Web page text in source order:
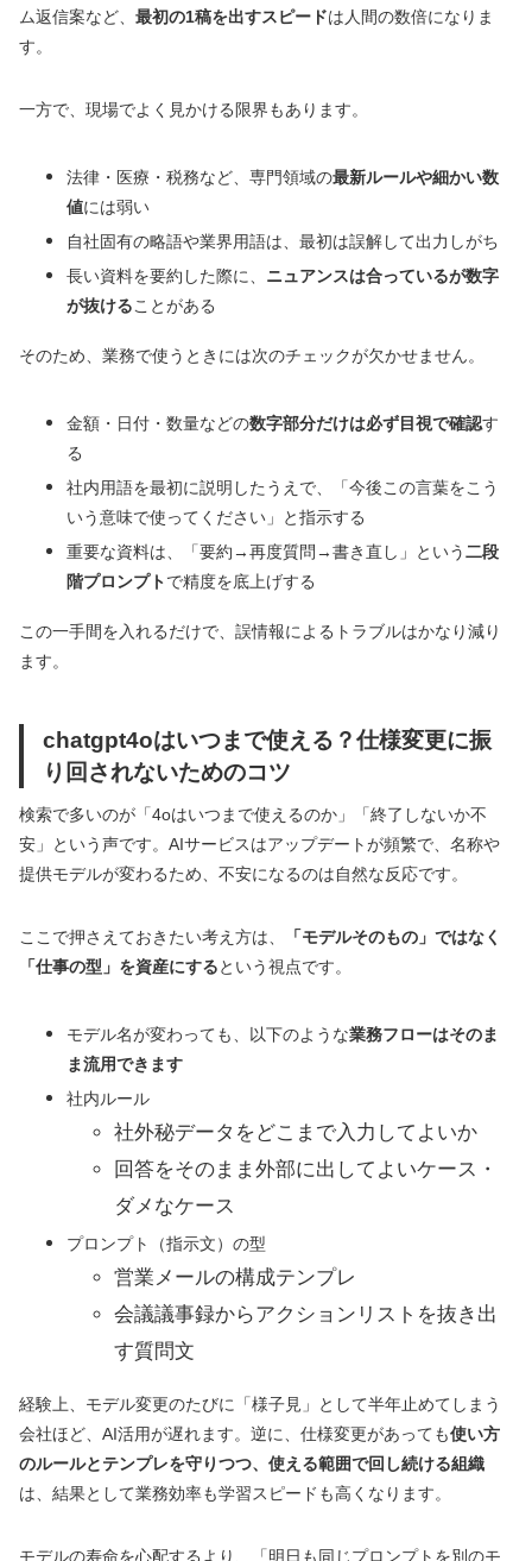
ム返信案など、 最初の1稿を出すスピードは人間の数倍になりま
す。
一方で、現場でよく見かける限界もあります。
法律・医療・税務など、専門領域の最新ルールや細かい数
値には弱い
自社固有の略語や業界用語は、最初は誤解して出力しがち
長い資料を要約した際に、 ニュアンスは合っているが数字
が抜けることがある
そのため、業務で使うときには次のチェックが欠かせません。
金額・日付・数量などの数字部分だけは必ず目視で確認す
る
社内用語を最初に説明したうえで、「今後この言葉をこう
いう意味で使ってください」と指示する
重要な資料は、「要約→再度質問→書き直し」という二段
階プロンプトで精度を底上げする
この一手間を入れるだけで、誤情報によるトラブルはかなり減り
ます。
chatgpt4oはいつまで使える？仕様変更に振
り回されないためのコツ
検索で多いのが「4oはいつまで使えるのか」「終了しないか不
安」という声です。AIサービスはアップデートが頻繁で、名称や
提供モデルが変わるため、不安になるのは自然な反応です。
ここで押さえておきたい考え方は、
「モデルそのもの」ではなく
「仕事の型」を資産にするという視点です。
モデル名が変わっても、以下のような業務フローはそのま
ま流用できます
社内ルール
社外秘データをどこまで入力してよいか
回答をそのまま外部に出してよいケース・
ダメなケース
プロンプト（指示文）の型
営業メールの構成テンプレ
会議議事録からアクションリストを抜き出
す質問文
経験上、モデル変更のたびに「様子見」として半年止めてしまう
会社ほど、AI活用が遅れます。逆に、仕様変更があっても使い方
のルールとテンプレを守りつつ、使える範囲で回し続ける組織
は、結果として業務効率も学習スピードも高くなります。
モデルの寿命を心配するより、「明日も同じプロンプトを別のモ